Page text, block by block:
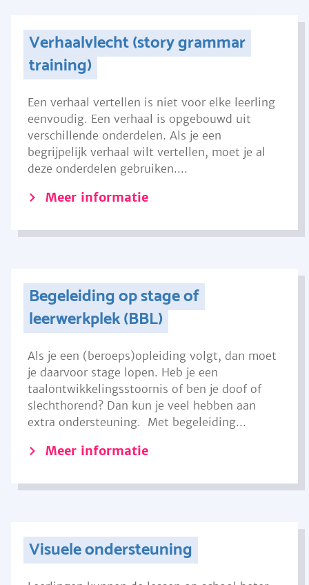
Verhaalvlecht (story grammar
training)
Een verhaal vertellen is niet voor elke leerling
eenvoudig. Een verhaal is opgebouwd uit
verschillende onderdelen. Als je een
begrijpelijk verhaal wilt vertellen, moet je al
deze onderdelen gebruiken....
Meer informatie
Begeleiding op stage of
leerwerkplek (BBL)
Als je een (beroeps)opleiding volgt, dan moet
je daarvoor stage lopen. Heb je een
taalontwikkelingsstoornis of ben je doof of
slechthorend? Dan kun je veel hebben aan
extra ondersteuning. Met begeleiding...
Meer informatie
Visuele ondersteuning